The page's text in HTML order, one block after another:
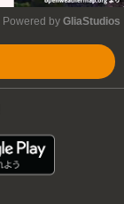
Powered by GliaStudios